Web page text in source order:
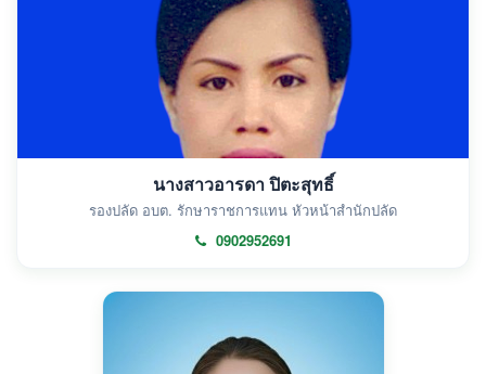
นางสาวอารดา ปิตะสุทธิ์
รองปลัด อบต. รักษาราชการแทน หัวหน้าสำนักปลัด
0902952691